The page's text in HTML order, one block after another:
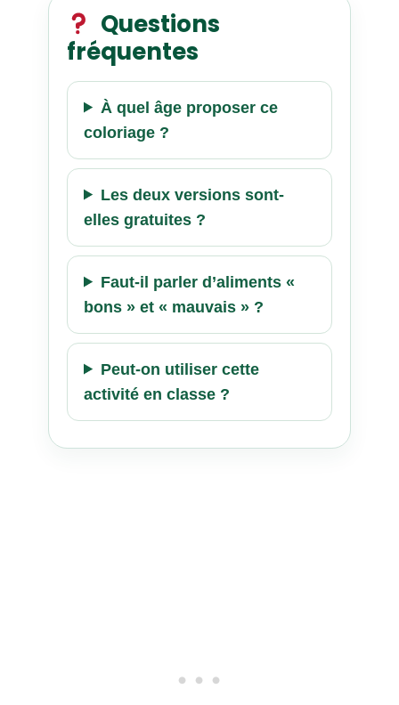
Questions
fréquentes
À quel âge proposer ce
coloriage ?
Les deux versions sont-
elles gratuites ?
Faut-il parler d’aliments «
bons » et « mauvais » ?
Peut-on utiliser cette
activité en classe ?